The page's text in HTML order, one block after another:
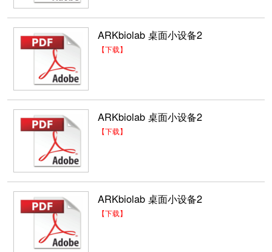
ARKbiolab 桌面小设备2
【下载】
ARKbiolab 桌面小设备2
【下载】
ARKbiolab 桌面小设备2
【下载】